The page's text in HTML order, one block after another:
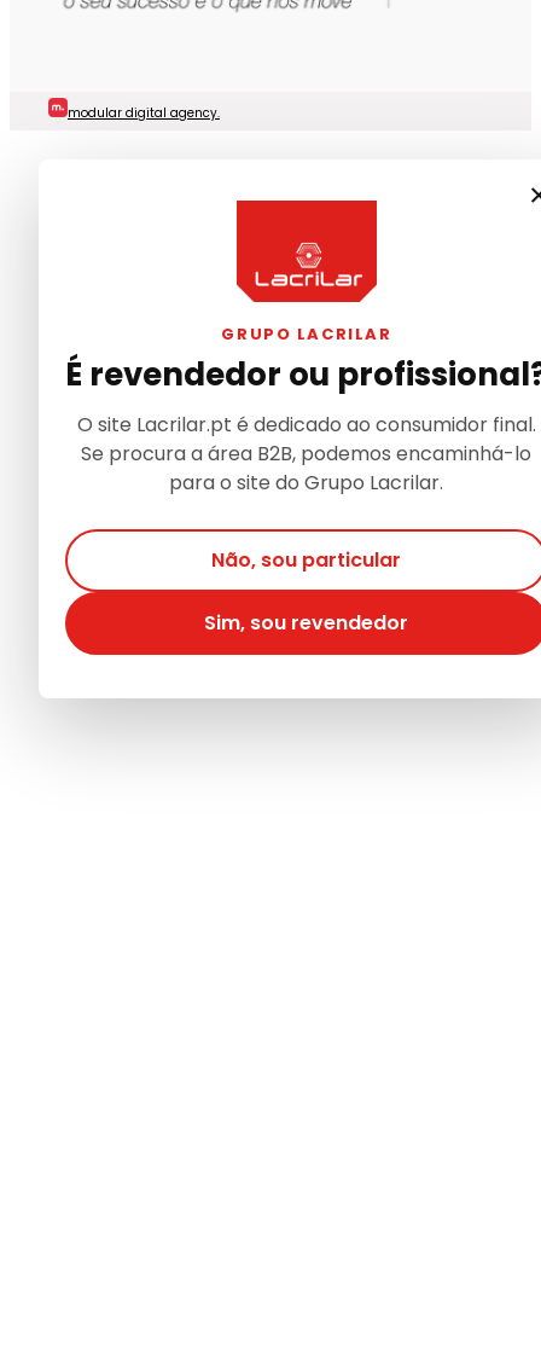
modular digital agency.
GRUPO LACRILAR
É revendedor ou
O site Lacrilar.pt é dedicado ao consumidor final.
Se procura a área B2B, podemos encaminhá-lo
para o site do Grupo Lacrilar.
Não, sou particular
Sim, sou revendedor